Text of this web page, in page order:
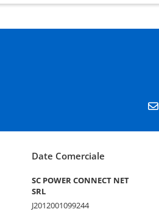
Date Comerciale
SC POWER CONNECT NET
SRL
J2012001099244